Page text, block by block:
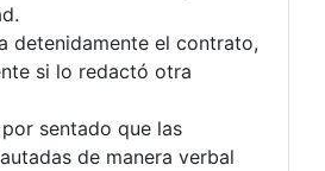
detenidamente el contrato,
si lo redactó otra
sentado que las
de manera verbal